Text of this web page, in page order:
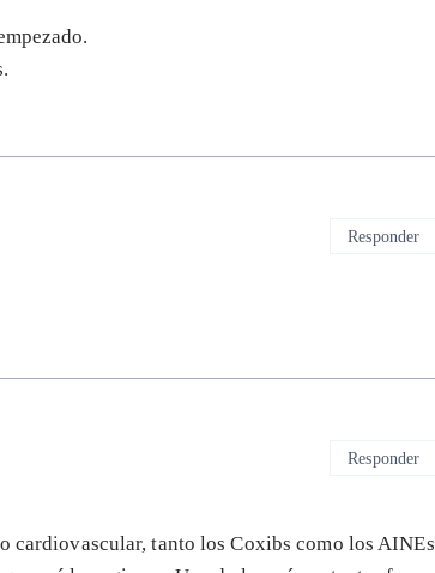
Responder
cardiovascular, tanto los Coxibs como los AINEs
Responder